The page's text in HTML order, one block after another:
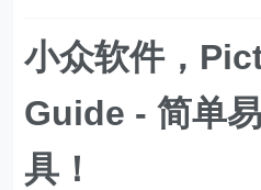
小众软件，
Guide - 简单
具！